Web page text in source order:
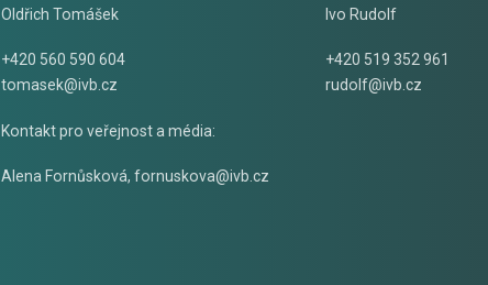
Oldřich Tomášek
+420 560 590 604
tomasek@ivb.cz
Kontakt pro veřejnost a média:
Alena Fornůsková, fornuskova@ivb.cz
Ivo Rudolf
+420 519 352 961
rudolf@ivb.cz